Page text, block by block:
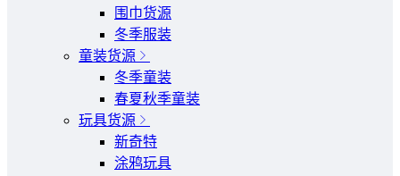
围巾货源
冬季服装
童装货源
冬季童装
春夏秋季童装
玩具货源
新奇特
涂鸦玩具